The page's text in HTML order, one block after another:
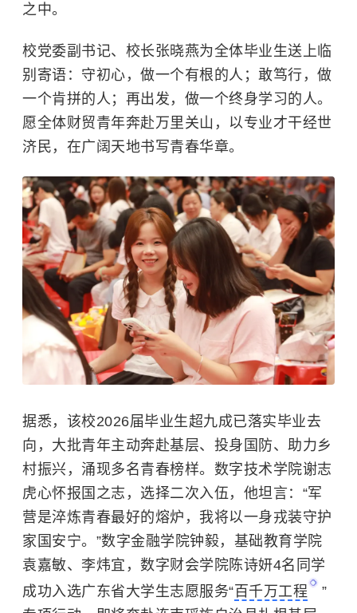
之中。
校党委副书记、校长张晓燕为全体毕业生送上临
别寄语：守初心，做一个有根的人；敢笃行，做
一个肯拼的人；再出发，做一个终身学习的人。
愿全体财贸青年奔赴万里关山，以专业才干经世
济民，在广阔天地书写青春华章。
据悉，该校2026届毕业生超九成已落实毕业去
向，大批青年主动奔赴基层、投身国防、助力乡
村振兴，涌现多名青春榜样。数字技术学院谢志
虎心怀报国之志，选择二次入伍，他坦言：“军
营是淬炼青春最好的熔炉，我将以一身戎装守护
家国安宁。”数字金融学院钟毅，基础教育学院
袁嘉敏、李炜宜，数字财会学院陈诗妍4名同学
成功入选广东省大学生志愿服务“ 百千万工程
”